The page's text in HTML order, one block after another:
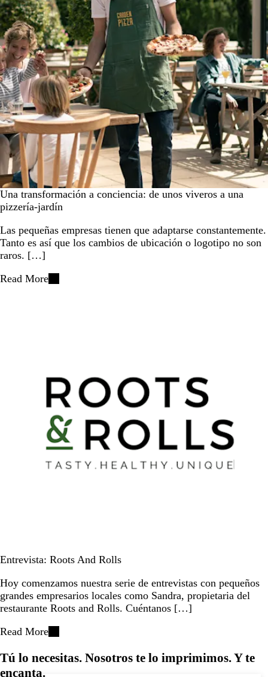
Una transformación a conciencia: de unos viveros a una
pizzería-jardín
Las pequeñas empresas tienen que adaptarse constantemente.
Tanto es así que los cambios de ubicación o logotipo no son
raros. […]
Read More
Entrevista: Roots And Rolls
Hoy comenzamos nuestra serie de entrevistas con pequeños
grandes empresarios locales como Sandra, propietaria del
restaurante Roots and Rolls. Cuéntanos […]
Read More
Tú lo necesitas. Nosotros te lo imprimimos. Y te
encanta.